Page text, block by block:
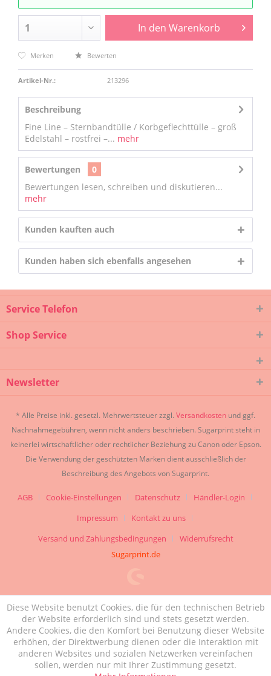
In den Warenkorb
Merken Bewerten
Artikel-Nr.: 213296
Beschreibung
Fine Line – Sternbandtülle / Korbgeflechttülle – groß
Edelstahl – rostfrei –... mehr
Bewertungen
0
Bewertungen lesen, schreiben und diskutieren...
mehr
Kunden kauften auch
Kunden haben sich ebenfalls angesehen
Service Telefon
Shop Service
Newsletter
* Alle Preise inkl. gesetzl. Mehrwertsteuer zzgl. Versandkosten und ggf.
Nachnahmegebühren, wenn nicht anders beschrieben. Sugarprint steht in
keinerlei wirtschaftlicher oder rechtlicher Beziehung zu Canon oder Epson.
Die Verwendung der geschützten Marken dient ausschließlich der
Beschreibung des Angebots von Sugarprint.
AGB Cookie-Einstellungen Datenschutz
Händler-Login
Impressum
Kontakt zu uns
Versand und Zahlungsbedingungen
Widerrufsrecht
Sugarprint.de
Diese Website benutzt Cookies, die für den technischen Betrieb
der Website erforderlich sind und stets gesetzt werden.
Andere Cookies, die den Komfort bei Benutzung dieser Website
erhöhen, der Direktwerbung dienen oder die Interaktion mit
anderen Websites und sozialen Netzwerken vereinfachen
sollen, werden nur mit Ihrer Zustimmung gesetzt.